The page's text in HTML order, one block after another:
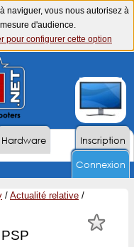
naviguer, vous nous autorisez à
d'audience.
pour configurer cette option
Inscription
Hardware
Connexion
/ Actualité relative /